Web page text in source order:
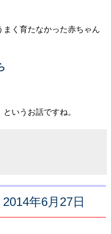
く育たなかった赤ちゃん
いうお話ですね。
年6月27日